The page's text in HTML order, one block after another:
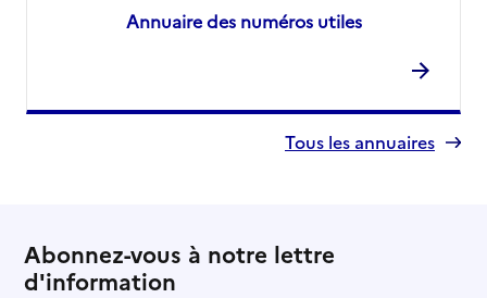
Annuaire des numéros utiles
Tous les annuaires
Abonnez-vous à notre lettre
d'information